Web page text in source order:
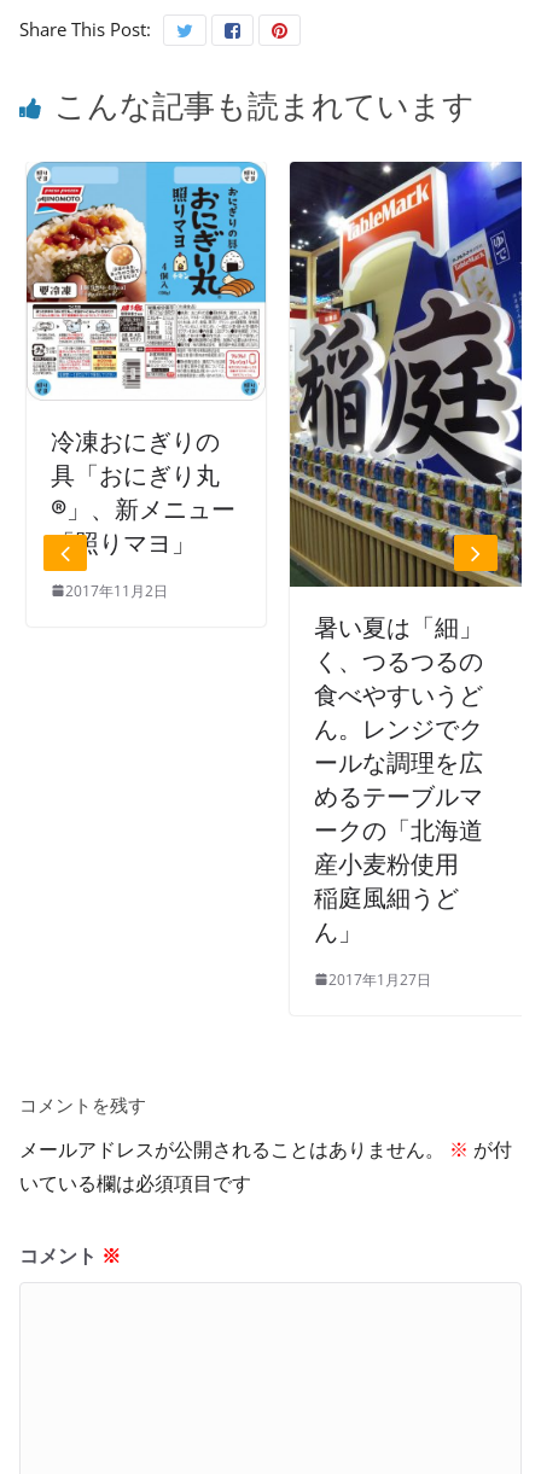
Share This Post:
こんな記事も読まれています
冷凍おにぎりの
具「おにぎり丸
®」、新メニュー
「照りマヨ」
2017年11月2日
暑い夏は「細」
く、つるつるの
食べやすいうど
ん。レンジでク
ールな調理を広
めるテーブルマ
ークの「北海道
産小麦粉使用
稲庭風細うど
ん」
2017年1月27日
コメントを残す
メールアドレスが公開されることはありません。 ※ が付
いている欄は必須項目です
コメント ※